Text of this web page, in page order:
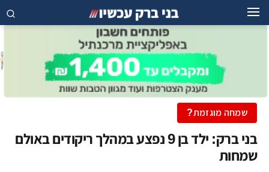
שמחה מוגזמת?
בני ברק: ילד בן 9 נפצע במהלך ריקודים באולם
שמחות